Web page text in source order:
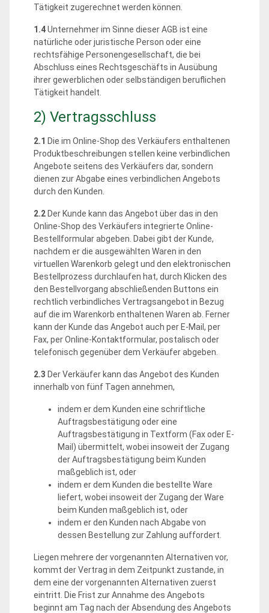
Tätigkeit zugerechnet werden können.
1.4Unternehmer im Sinne dieser AGB ist eine
natürliche oder juristische Person oder eine
rechtsfähige Personengesellschaft, die bei
Abschluss eines Rechtsgeschäfts in Ausübung
ihrer gewerblichen oder selbständigen beruflichen
Tätigkeit handelt.
2) Vertragsschluss
2.1 Die im Online-Shop des Verkäufers enthaltenen
Produktbeschreibungen stellen keine verbindlichen
Angebote seitens des Verkäufers dar, sondern
dienen zur Abgabe eines verbindlichen Angebots
durch den Kunden.
2.2 Der Kunde kann das Angebot über das in den
Online-Shop des Verkäufers integrierte Online-
Bestellformular abgeben. Dabei gibt der Kunde,
nachdem er die ausgewählten Waren in den
virtuellen Warenkorb gelegt und den elektronischen
Bestellprozess durchlaufen hat, durch Klicken des
den Bestellvorgang abschließenden Buttons ein
rechtlich verbindliches Vertragsangebot in Bezug
auf die im Warenkorb enthaltenen Waren ab. Ferner
kann der Kunde das Angebot auch per E-Mail, per
Fax, per Online-Kontaktformular, postalisch oder
telefonisch gegenüber dem Verkäufer abgeben.
2.3 Der Verkäufer kann das Angebot des Kunden
innerhalb von fünf Tagen annehmen,
indem er dem Kunden eine schriftliche
Auftragsbestätigung oder eine
Auftragsbestätigung in Textform (Fax oder E-
Mail) übermittelt, wobei insoweit der Zugang
der Auftragsbestätigung beim Kunden
maßgeblich ist, oder
indem er dem Kunden die bestellte Ware
liefert, wobei insoweit der Zugang der Ware
beim Kunden maßgeblich ist, oder
indem er den Kunden nach Abgabe von
dessen Bestellung zur Zahlung auffordert.
Liegen mehrere der vorgenannten Alternativen vor,
kommt der Vertrag in dem Zeitpunkt zustande, in
dem eine der vorgenannten Alternativen zuerst
eintritt. Die Frist zur Annahme des Angebots
beginnt am Tag nach der Absendung des Angebots